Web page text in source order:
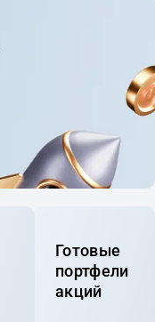
Готовые
портфели
акций